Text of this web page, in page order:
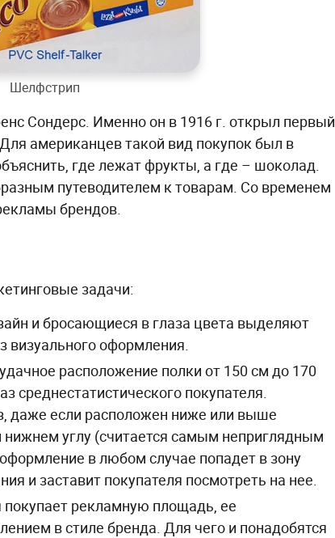
Шелфстрип
Сондерс. Именно он в 1916 г. открыл первый
американцев такой вид покупок был в
где лежат фрукты, а где – шоколад.
путеводителем к товарам. Со временем
брендов.
задачи:
и бросающиеся в глаза цвета выделяют
визуального оформления.
расположение полки от 150 см до 170
среднестатистического покупателя.
даже если расположен ниже или выше
нижнем углу (считается самым неприглядным
в любом случае попадет в зону
и заставит покупателя посмотреть на нее.
покупает рекламную площадь, ее
в стиле бренда. Для чего и понадобятся